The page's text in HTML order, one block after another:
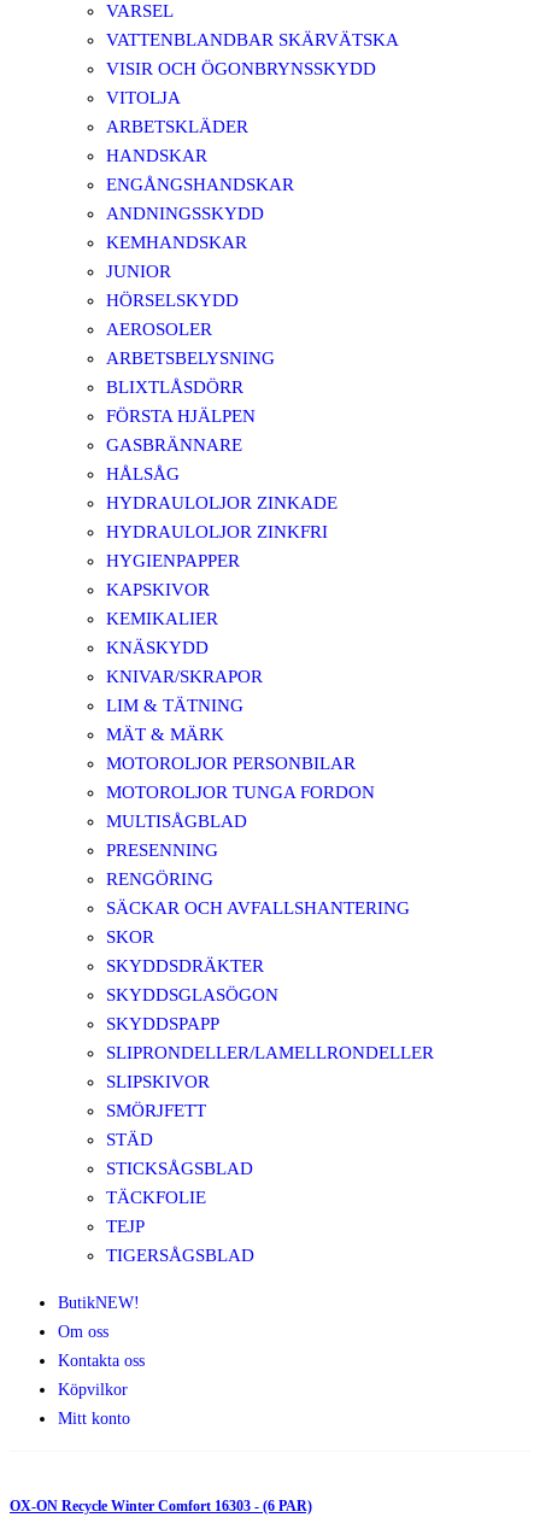
VARSEL
VATTENBLANDBAR SKÄRVÄTSKA
VISIR OCH ÖGONBRYNSSKYDD
VITOLJA
ARBETSKLÄDER
HANDSKAR
ENGÅNGSHANDSKAR
ANDNINGSSKYDD
KEMHANDSKAR
JUNIOR
HÖRSELSKYDD
AEROSOLER
ARBETSBELYSNING
BLIXTLÅSDÖRR
FÖRSTA HJÄLPEN
GASBRÄNNARE
HÅLSÅG
HYDRAULOLJOR ZINKADE
HYDRAULOLJOR ZINKFRI
HYGIENPAPPER
KAPSKIVOR
KEMIKALIER
KNÄSKYDD
KNIVAR/SKRAPOR
LIM & TÄTNING
MÄT & MÄRK
MOTOROLJOR PERSONBILAR
MOTOROLJOR TUNGA FORDON
MULTISÅGBLAD
PRESENNING
RENGÖRING
SÄCKAR OCH AVFALLSHANTERING
SKOR
SKYDDSDRÄKTER
SKYDDSGLASÖGON
SKYDDSPAPP
SLIPRONDELLER/LAMELLRONDELLER
SLIPSKIVOR
SMÖRJFETT
STÄD
STICKSÅGSBLAD
TÄCKFOLIE
TEJP
TIGERSÅGSBLAD
ButikNEW!
Om oss
Kontakta oss
Köpvilkor
Mitt konto
OX-ON Recycle Winter Comfort 16303 - (6 PAR)